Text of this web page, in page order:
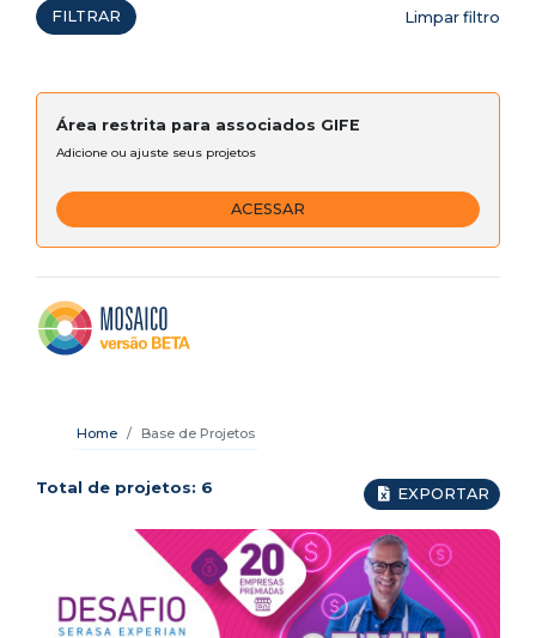
FILTRAR Limpar filtro
Área restrita para associados GIFE
Adicione ou ajuste seus projetos
ACESSAR
Home Base de Projetos
Total de projetos: 6 EXPORTAR